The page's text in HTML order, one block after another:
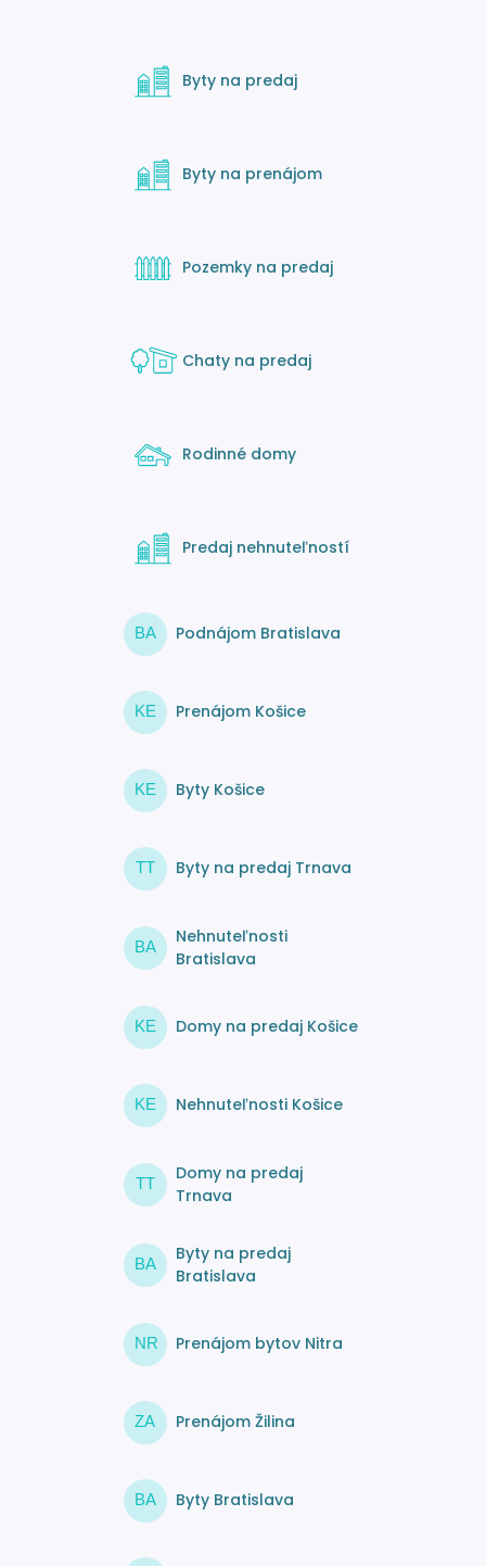
Byty na predaj
Byty na prenájom
Pozemky na predaj
Chaty na predaj
Rodinné domy
Predaj nehnuteľností
BA Podnájom Bratislava
KE Prenájom Košice
KE Byty Košice
TT Byty na predaj Trnava
BA
Nehnuteľnosti
Bratislava
KE Domy na predaj Košice
KE Nehnuteľnosti Košice
TT
Domy na predaj
Trnava
BA
Byty na predaj
Bratislava
NR Prenájom bytov Nitra
ZA Prenájom Žilina
BA Byty Bratislava